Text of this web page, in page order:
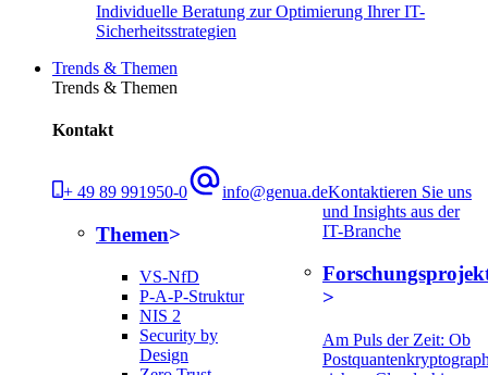
Individuelle Beratung zur Optimierung Ihrer IT-
Sicherheitsstrategien
Trends & Themen
Trends & Themen
Kontakt
+ 49 89 991950-0 info@genua.deKontaktieren Sie uns
Themen
VS-NfD
P-A-P-Struktur
NIS 2
Security by
Design
und Insights aus der
IT-Branche
Am Puls der Zeit: Ob